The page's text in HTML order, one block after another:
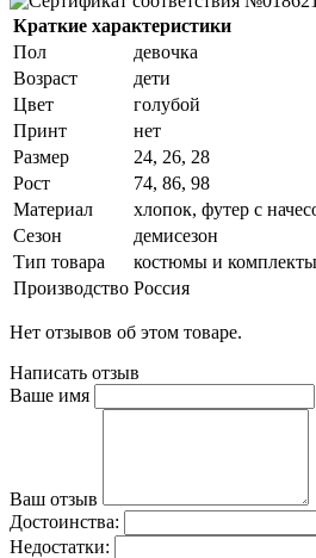
Краткие характеристики
Пол
девочка
Возраст
дети
Цвет
голубой
Принт
нет
Размер
24, 26, 28
Рост
74, 86, 98
Материал
хлопок, футер с
Сезон
демисезон
Тип товара
костюмы и
Производство Россия
Нет отзывов об этом товаре.
Написать отзыв
Ваше имя
Ваш отзыв
Достоинства:
Недостатки: